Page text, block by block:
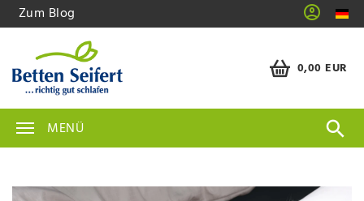
Zum Blog
0,00 EUR
MENÜ